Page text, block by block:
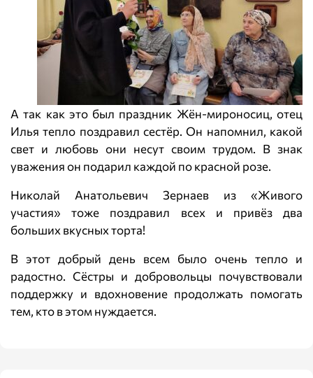
А так как это был праздник Жён-мироносиц, отец
Илья тепло поздравил сестёр. Он напомнил, какой
свет и любовь они несут своим трудом. В знак
уважения он подарил каждой по красной розе.
Николай Анатольевич Зернаев из «Живого
участия» тоже поздравил всех и привёз два
больших вкусных торта!
В этот добрый день всем было очень тепло и
радостно. Сёстры и добровольцы почувствовали
поддержку и вдохновение продолжать помогать
тем, кто в этом нуждается.